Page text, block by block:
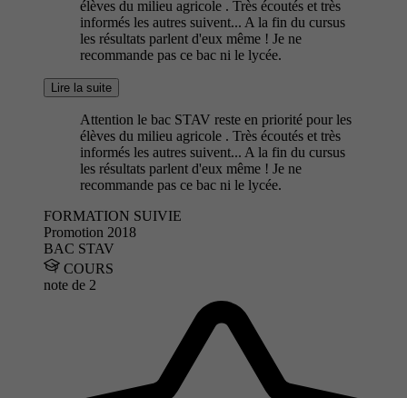
élèves du milieu agricole . Très écoutés et très
informés les autres suivent... A la fin du cursus
les résultats parlent d'eux même ! Je ne
recommande pas ce bac ni le lycée.
Lire la suite
Attention le bac STAV reste en priorité pour les
élèves du milieu agricole . Très écoutés et très
informés les autres suivent... A la fin du cursus
les résultats parlent d'eux même ! Je ne
recommande pas ce bac ni le lycée.
FORMATION SUIVIE
Promotion 2018
BAC STAV
COURS
note de 2